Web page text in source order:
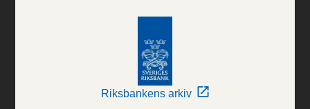
Riksbankens arkiv